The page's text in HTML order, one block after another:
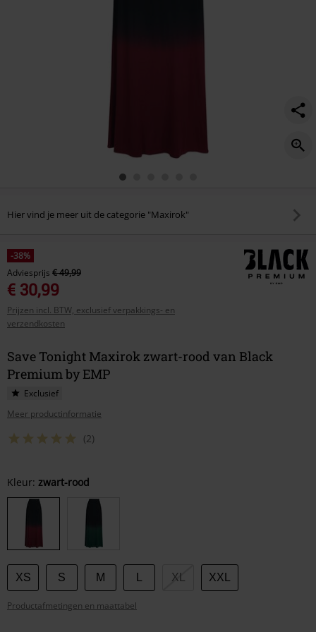
Hier vind je meer uit de categorie "Maxirok"
-38%
Adviesprijs € 49,99
€ 30,99
Prijzen incl. BTW, exclusief verpakkings- en
verzendkosten
Save Tonight Maxirok zwart-rood van Black
Premium by EMP
Exclusief
Meer productinformatie
(2)
Kies
je
maat
Kleur: zwart-rood
XS S M XL XXL
Productafmetingen en maattabel